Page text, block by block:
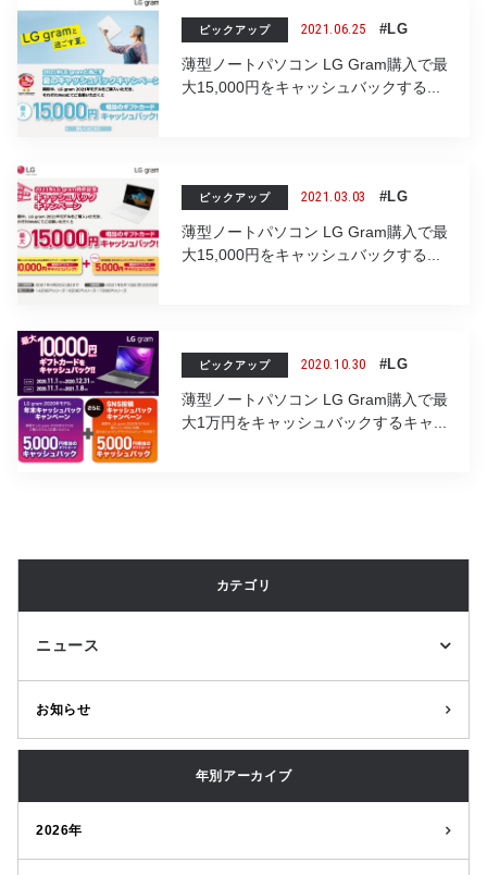
ピックアップ 2021.06.25 #LG
薄型ノートパソコン LG Gram購入で最
大15,000円をキャッシュバックする...
ピックアップ 2021.03.03 #LG
薄型ノートパソコン LG Gram購入で最
大15,000円をキャッシュバックする...
ピックアップ 2020.10.30 #LG
薄型ノートパソコン LG Gram購入で最
大1万円をキャッシュバックするキャ...
カテゴリ
ニュース
お知らせ
年別アーカイブ
2026年